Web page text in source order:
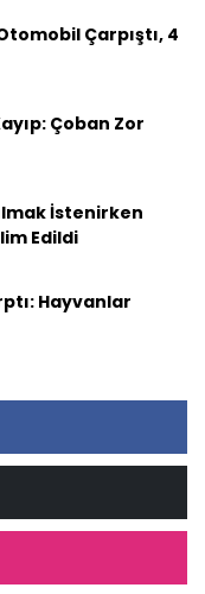
Çarpıştı, 4
Çoban Zor
İstenirken
Edildi
Hayvanlar